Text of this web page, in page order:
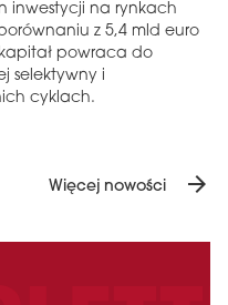
inwestycji na rynkach
z 5,4 mld euro
powraca do
selektywny i
cyklach.
Więcej nowości arrow_forward